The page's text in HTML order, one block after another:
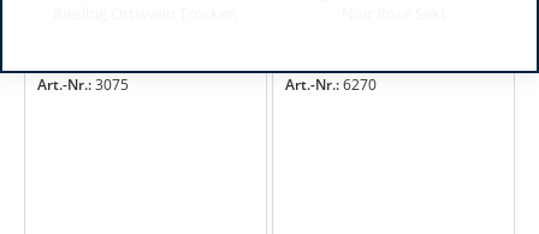
Art.-Nr.:3075 Art.-Nr.:6270